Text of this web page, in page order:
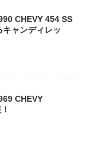
CHEVY 454 SS
キャンディレッ
CHEVY